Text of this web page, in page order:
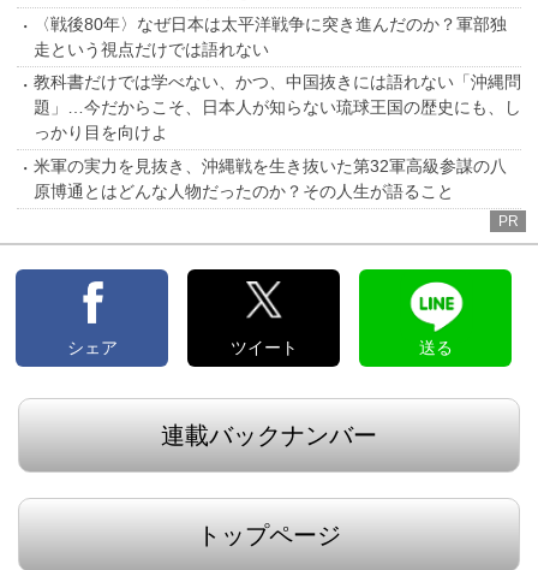
〈戦後80年〉なぜ日本は太平洋戦争に突き進んだのか？軍部独
走という視点だけでは語れない
教科書だけでは学べない、かつ、中国抜きには語れない「沖縄問
題」…今だからこそ、日本人が知らない琉球王国の歴史にも、し
っかり目を向けよ
米軍の実力を見抜き、沖縄戦を生き抜いた第32軍高級参謀の八
原博通とはどんな人物だったのか？その人生が語ること
PR
シェア ツイート 送る
連載バックナンバー
トップページ